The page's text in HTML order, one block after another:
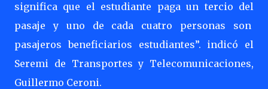
significa que el estudiante paga un tercio del
pasaje y uno de cada cuatro personas son
pasajeros beneficiarios estudiantes”. indicó el
Seremi de Transportes y Telecomunicaciones,
Guillermo Ceroni.